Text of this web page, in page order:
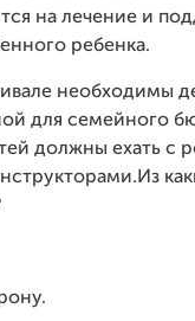
на лечение и
ребенка.
необходимы
для семейного
должны ехать с